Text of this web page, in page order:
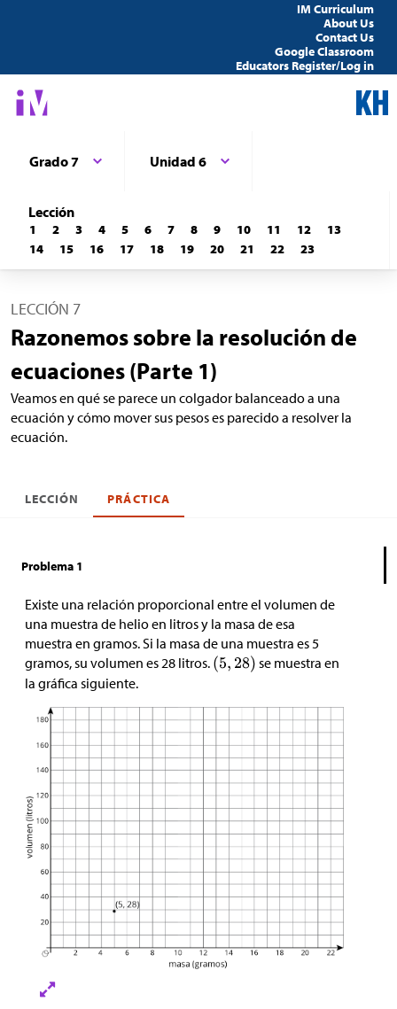
IM Curriculum
About Us
Contact Us
Google Classroom
Educators Register/Log in
Grado 7 Unidad 6
Lección
1 2 3 4 5 6 7 8 9 10 11 12
13
14
15 16 17 18 19 20 21 22 23
LECCIÓN 7
Razonemos sobre la resolución de
ecuaciones (Parte 1)
Veamos en qué se parece un colgador balanceado a una
ecuación y cómo mover sus pesos es parecido a resolver la
ecuación.
LECCIÓN PRÁCTICA
Problema 1
Existe una relación proporcional entre el volumen de
una muestra de helio en litros y la masa de esa
muestra en gramos. Si la masa de una muestra es 5
gramos, su volumen es 28 litros.
se muestra en
la gráfica siguiente.